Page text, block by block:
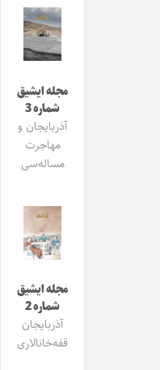
مجله ایشیق
شماره 3
آذربایجان و
مهاجرت
مساله‌سی
مجله ایشیق
شماره 2
آذربایجان
قفه‌خانالاری